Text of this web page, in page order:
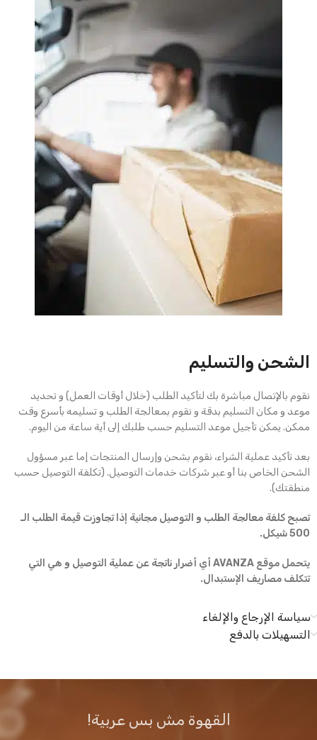
الشحن والتسليم
نقوم بالإتصال مباشرة بك لتأكيد الطلب (خلال أوقات العمل) و تحديد
موعد و مكان التسليم بدقة و نقوم بمعالجة الطلب و تسليمه بأسرع وقت
ممكن. يمكن تأجيل موعد التسليم حسب طلبك إلى أية ساعة من اليوم.
بعد تأكيد عملية الشراء، نقوم بشحن وإرسال المنتجات إما عبر مسؤول
الشحن الخاص بنا أو عبر شركات خدمات التوصيل. (تكلفة التوصيل حسب
منطقتك).
تصبح كلفة معالجة الطلب و التوصيل مجانية إذا تجاوزت قيمة الطلب الـ
500 شيكل.
يتحمل موقع AVANZA أي أضرار ناتجة عن عملية التوصيل و هي التي
تتكلف مصاريف الإستبدال.
سياسة الإرجاع والإلغاء
التسهيلات بالدفع
القهوة مش بس عربية!